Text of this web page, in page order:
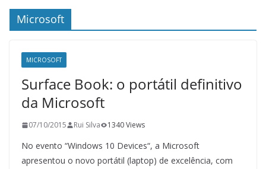
Microsoft
MICROSOFT
Surface Book: o portátil definitivo
da Microsoft
07/10/2015 Rui Silva 1340 Views
No evento “Windows 10 Devices“, a Microsoft
apresentou o novo portátil (laptop) de excelência, com